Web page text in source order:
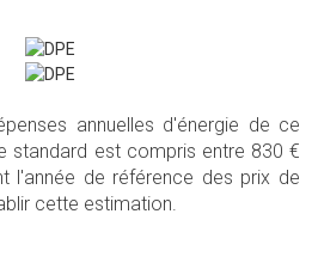
annuelles d'énergie de ce
standard est compris entre 830 €
l'année de référence des prix de
cette estimation.